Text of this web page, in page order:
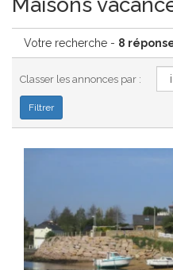
Maisons
Votre recherche - 8
Classer les annonces par :